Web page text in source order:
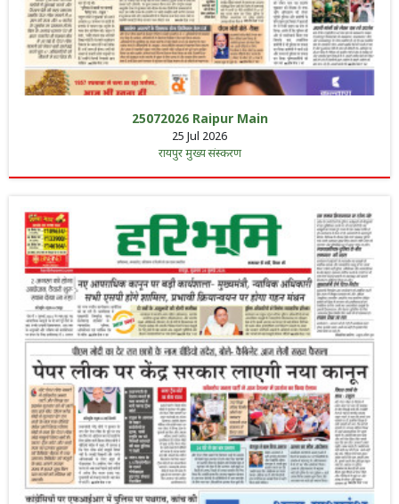
25072026 Raipur Main
25 Jul 2026
रायपुर मुख्य संस्करण